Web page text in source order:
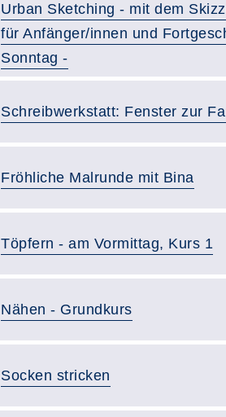
Urban Sketching - mit dem
für Anfänger/innen und
Sonntag -
Schreibwerkstatt: Fenster zur
Fröhliche Malrunde mit Bina
Töpfern - am Vormittag, Kurs 1
Nähen - Grundkurs
Socken stricken